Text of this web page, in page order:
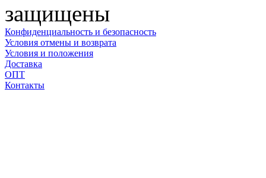
защищены
Конфиденциальность и безопасность
Условия отмены и возврата
Условия и положения
Доставка
ОПТ
Контакты